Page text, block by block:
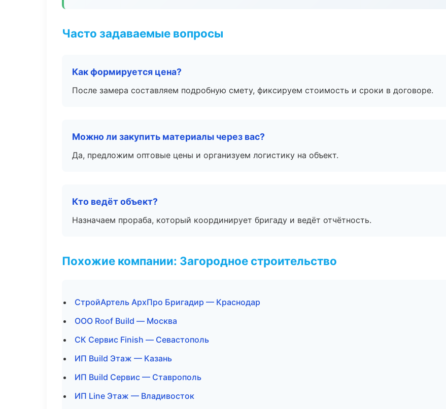
Часто задаваемые вопросы
Как формируется цена?
После замера составляем подробную смету, фиксируем стоимость и сроки в договоре.
Можно ли закупить материалы через вас?
Да, предложим оптовые цены и организуем логистику на объект.
Кто ведёт объект?
Назначаем прораба, который координирует бригаду и ведёт отчётность.
Похожие компании: Загородное строительство
СтройАртель АрхПро Бригадир — Краснодар
ООО Roof Build — Москва
СК Сервис Finish — Севастополь
ИП Build Этаж — Казань
ИП Build Сервис — Ставрополь
ИП Line Этаж — Владивосток